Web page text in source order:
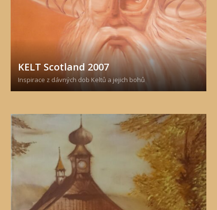
KELT Scotland 2007
Inspirace z dávných dob Keltů a jejich bohů